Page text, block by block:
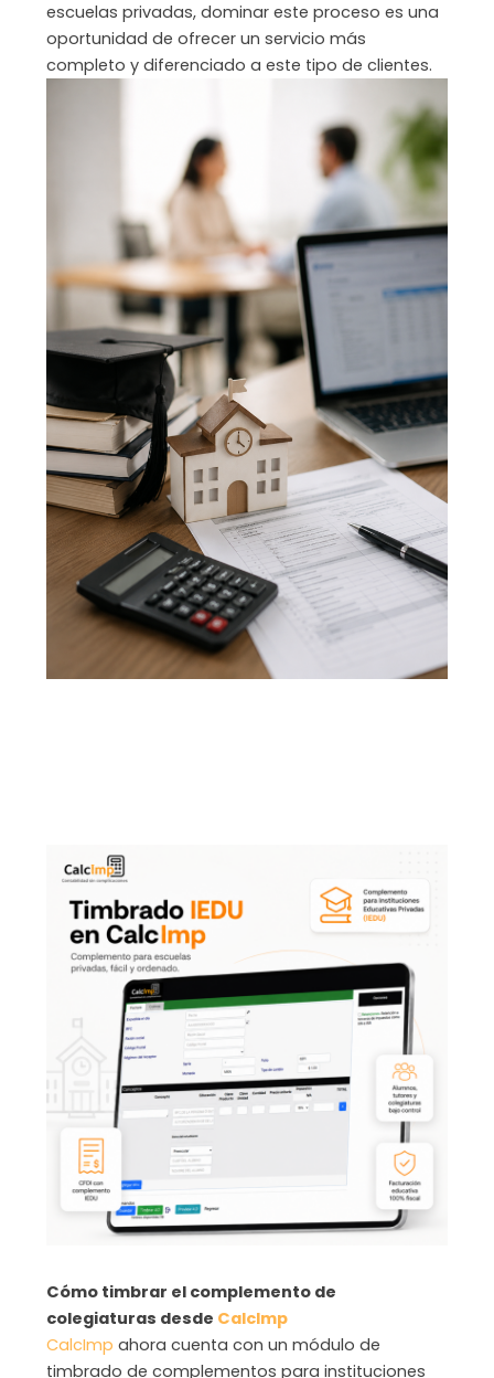
escuelas privadas, dominar este proceso es una
oportunidad de ofrecer un servicio más
completo y diferenciado a este tipo de clientes.
Cómo timbrar el complemento de
colegiaturas desde CalcImp
CalcImp ahora cuenta con un módulo de
timbrado de complementos para instituciones